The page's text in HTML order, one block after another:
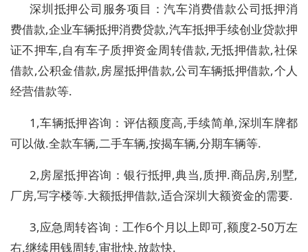
深圳抵押公司服务项目：汽车消费借款公司抵押消
费借款,企业车辆抵押消费贷款,汽车抵押手续创业贷款押
证不押车,自有车子质押资金周转借款,无抵押借款,社保
借款,公积金借款,房屋抵押借款,公司车辆抵押借款,个人
经营借款等.
1,车辆抵押咨询：评估额度高,手续简单,深圳车牌都
可以做.全款车辆,二手车辆,按揭车辆,分期车辆等.
2,房屋抵押咨询：银行抵押,典当,质押.商品房,别墅,
厂房,写字楼等.大额抵押借款,适合深圳大额资金的需要.
3,应急周转咨询：工作6个月以上即可,额度2-50万左
右.继续用钱周转,审批快,放款快.